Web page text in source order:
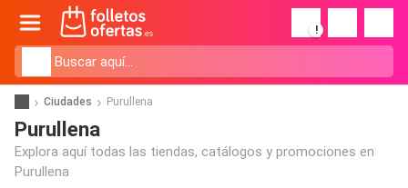
!
Ciudades Purullena
Purullena
Explora aquí todas las tiendas, catálogos y promociones en
Purullena